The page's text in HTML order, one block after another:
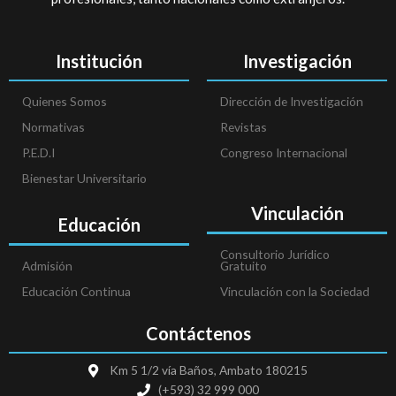
Institución
Quienes Somos
Normativas
P.E.D.I
Bienestar Universitario
Educación
Admisión
Educación Continua
Investigación
Dirección de Investigación
Revistas
Congreso Internacional
Vinculación
Consultorio Jurídico
Gratuito
Vinculación con la Sociedad
Contáctenos
Km 5 1/2 vía Baños, Ambato 180215
(+593) 32 999 000